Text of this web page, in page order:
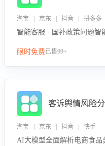
淘宝 | 京东 | 抖音 | 拼多多
智能客服 · 国补政策问题智
限时免费已售99+
客诉舆情风险
淘宝 | 京东 | 抖音 | 快手
AI大模型全面解析电商食品